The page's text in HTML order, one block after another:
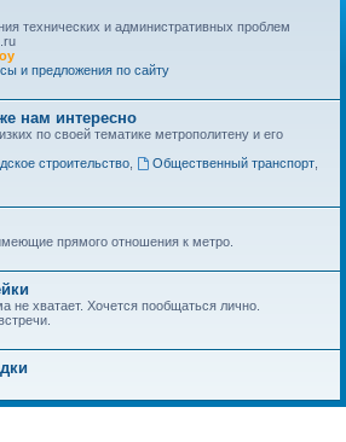
технических и административных проблем
и предложения по сайту
нам интересно
по своей тематике метрополитену и его
строительство, Общественный транспорт,
прямого отношения к метро.
не хватает. Хочется пообщаться лично.